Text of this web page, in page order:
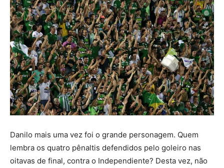
Danilo mais uma vez foi o grande personagem. Quem
lembra os quatro pênaltis defendidos pelo goleiro nas
oitavas de final, contra o Independiente? Desta vez, não